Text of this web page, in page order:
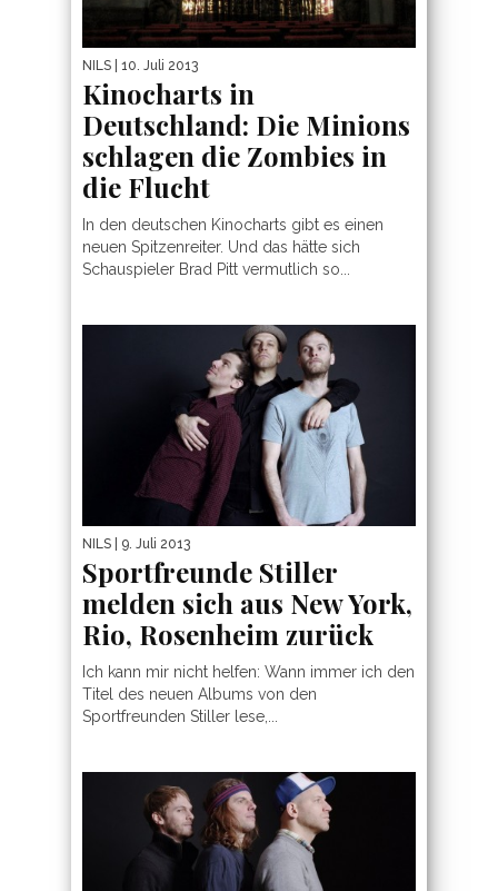
NILS | 10. Juli 2013
Kinocharts in
Deutschland: Die Minions
schlagen die Zombies in
die Flucht
In den deutschen Kinocharts gibt es einen
neuen Spitzenreiter. Und das hätte sich
Schauspieler Brad Pitt vermutlich so...
NILS | 9. Juli 2013
Sportfreunde Stiller
melden sich aus New York,
Rio, Rosenheim zurück
Ich kann mir nicht helfen: Wann immer ich den
Titel des neuen Albums von den
Sportfreunden Stiller lese,...